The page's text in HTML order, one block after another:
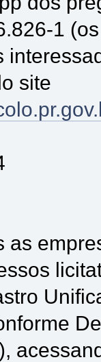
1
site
as